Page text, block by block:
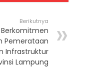
Berikutnya
Pemerataan
Infrastruktur
Lampung